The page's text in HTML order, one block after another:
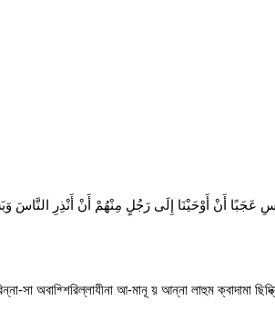
عَجَبًا أَنْ أَوْحَيْنَا إِلَى رَجُلٍ مِنْهُمْ أَنْ أَنْذِرِ
আ-মানূ য় আন্না লাহুম ক্বাদামা